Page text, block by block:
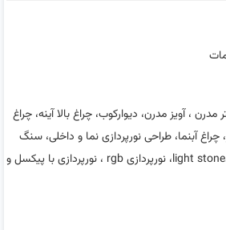
مدرن ، آویز مدرن، دیوارکوب، چراغ بالا آینه، چراغ
چراغ آبنما، طراحی نورپردازی نما و داخلی، سنگ
نوری سنگ نورانی light stone، rgb، dmx، نورپردازی rgb ، نورپردازی با پیکسل و